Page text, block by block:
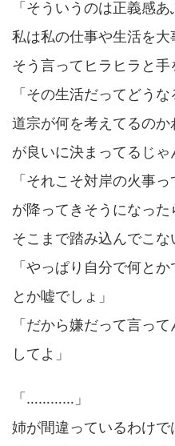
「そういうのは正義感
私は私の仕事や生活を大
そう言ってヒラヒラと手
「その生活だってどう
道宗が何を考えてるの
が良いに決まってるじゃ
「それこそ対岸の火事
が降ってきそうになった
そこまで踏み込んでこな
「やっぱり自分で何と
とか嘘でしょ」
「だから嫌だって言っ
してよ」
「…………」
姉が間違っているわけで